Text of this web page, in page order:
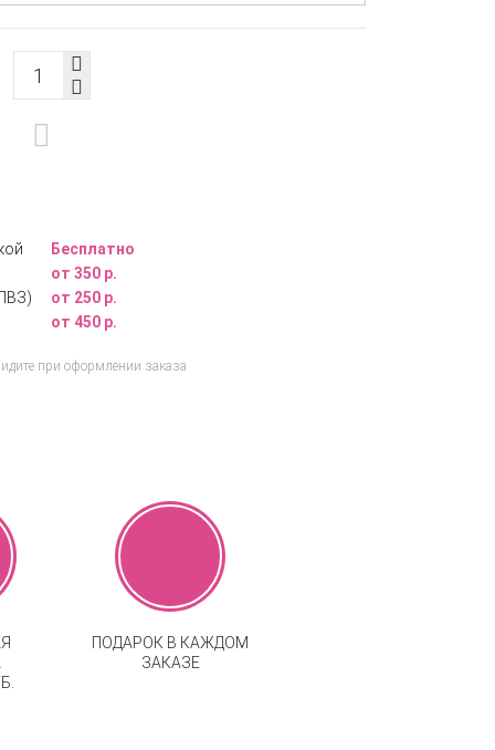
Бесплатно
от 350 р.
от 250 р.
от 450 р.
при оформлении заказа
ПОДАРОК В КАЖДОМ
ЗАКАЗЕ